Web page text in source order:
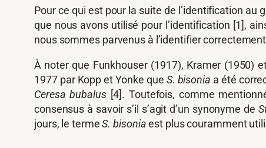
Pour ce qui est pour la suite de l’identification
que nous avons utilisé pour l’identification [1],
nous sommes parvenus à l’identifier
À noter que Funkhouser (1917), Kramer (1950)
1977 par Kopp et Yonke que S. bisonia a été
Ceresa bubalus[4]. Toutefois, comme
consensus à savoir s’il s’agit d’un synonyme de
jours, le termeS. bisoniaest plus couramment